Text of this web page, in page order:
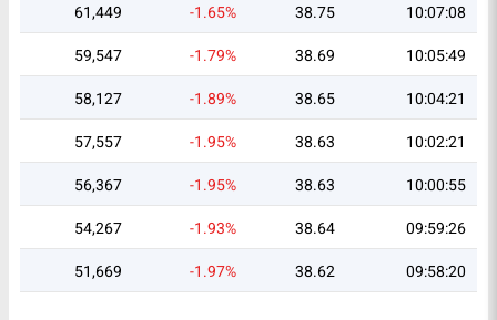
10:07:08
38.75
-1.65%
61,449
10:05:49
38.69
-1.79%
59,547
10:04:21
38.65
-1.89%
58,127
10:02:21
38.63
-1.95%
57,557
10:00:55
38.63
-1.95%
56,367
09:59:26
38.64
-1.93%
54,267
09:58:20
38.62
-1.97%
51,669